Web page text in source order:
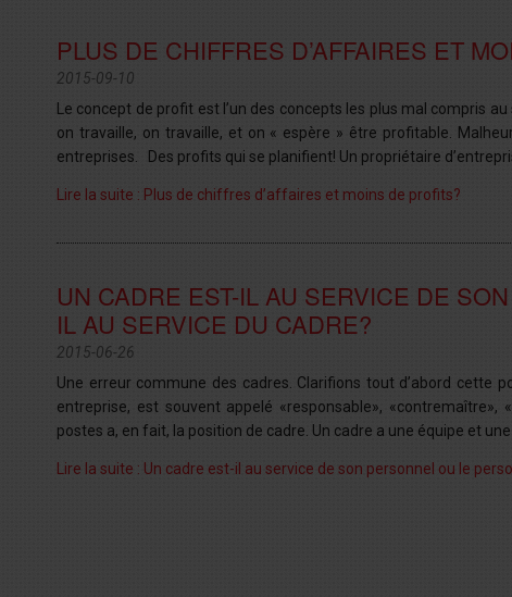
PLUS DE CHIFFRES D’AFFAIRES ET
2015-09-10
Le concept de profit est l’un des concepts les plus mal compris
on travaille, on travaille, et on « espère » être profitable.
entreprises. Des profits qui se planifient! Un propriétaire
Lire la suite : Plus de chiffres d’affaires et moins de profits?
UN CADRE EST-IL AU SERVICE DE
IL AU SERVICE DU CADRE?
2015-06-26
Une erreur commune des cadres. Clarifions tout d’abord cette
entreprise, est souvent appelé «responsable», «contremaître»,
postes a, en fait, la position de cadre. Un cadre a une équipe et
Lire la suite : Un cadre est-il au service de son personnel ou le